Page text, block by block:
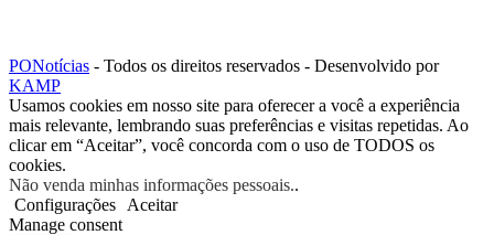
PONotícias - Todos os direitos reservados - Desenvolvido por
KAMP
Usamos cookies em nosso site para oferecer a você a experiência
mais relevante, lembrando suas preferências e visitas repetidas. Ao
clicar em “Aceitar”, você concorda com o uso de TODOS os
cookies.
Não venda minhas informações pessoais..
Configurações
Aceitar
Manage consent